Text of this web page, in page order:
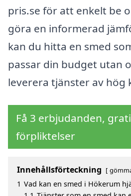
pris.se för att enkelt be
göra en informerad
kan du hitta en smed
passar din budget utan
leverera tjänster av hög
Få 3 erbjudanden,
förpliktelser
Innehållsförteckning
1 Vad kan en smed i Hökerum